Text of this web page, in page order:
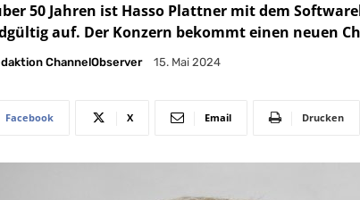
50 Jahren ist Hasso Plattner mit dem
auf. Der Konzern bekommt einen neuen
ChannelObserver 15. Mai 2024
Facebook X Email Drucken